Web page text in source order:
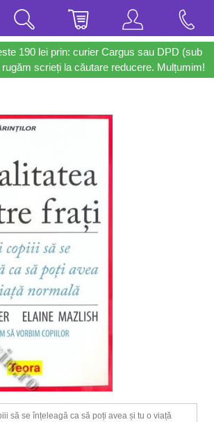
190 lei prin: curier Cargus sau DPD (sub
scrieți la căutare reducere. Mulțumim!
să se înțeleagă ca să poți avea și tu o viață